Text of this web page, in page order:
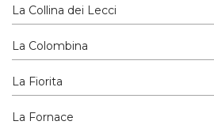
La Collina dei Lecci
La Colombina
La Fiorita
La Fornace